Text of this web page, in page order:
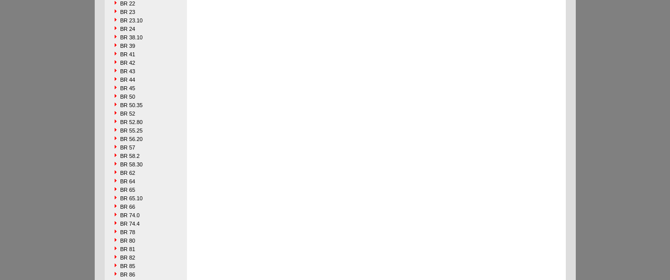
BR 22
BR 23
BR 23.10
BR 24
BR 38.10
BR 39
BR 41
BR 42
BR 43
BR 44
BR 45
BR 50
BR 50.35
BR 52
BR 52.80
BR 55.25
BR 56.20
BR 57
BR 58.2
BR 58.30
BR 62
BR 64
BR 65
BR 65.10
BR 66
BR 74.0
BR 74.4
BR 78
BR 80
BR 81
BR 82
BR 85
BR 86